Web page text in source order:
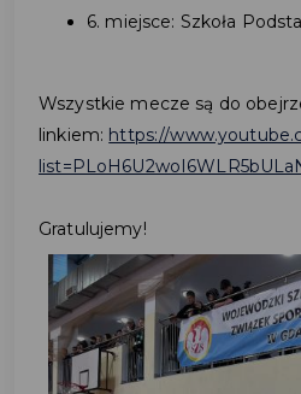
6. miejsce: Szkoła
Wszystkie mecze są do
linkiem: https://
Gratulujemy!